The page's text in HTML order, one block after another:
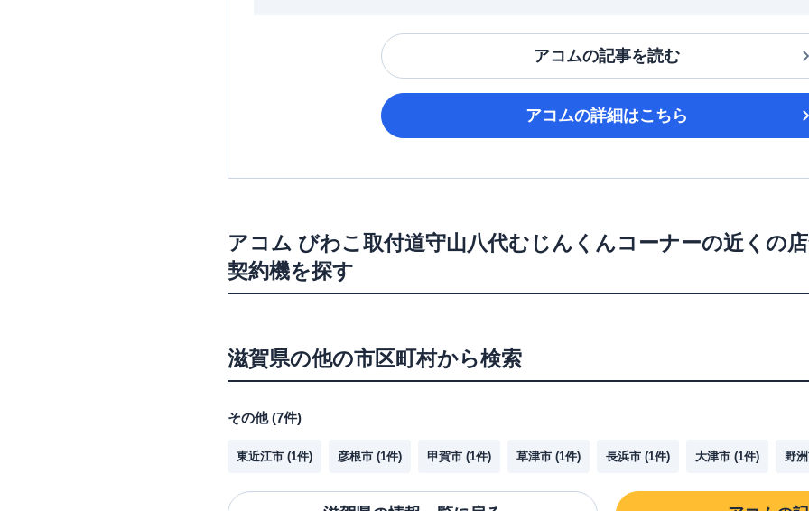
アコムの記事を読む
アコムの詳細はこちら
アコム びわこ取付道守山八代むじんくんコーナーの近くの
契約機を探す
滋賀県の他の市区町村から検索
その他(7件)
東近江市 (1件) 彦根市 (1件) 甲賀市 (1件) 草津市 (1件) 長浜市 (1件) 大津市 (1件) 野